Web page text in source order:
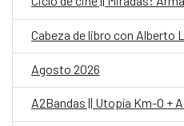
Cabeza de libro con Alberto
Agosto 2026
A2Bandas || Utopía Km-0 +